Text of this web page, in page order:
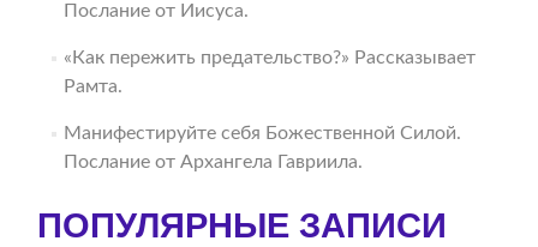
Послание от Иисуса.
«Как пережить предательство?» Рассказывает
Рамта.
Манифестируйте себя Божественной Силой.
Послание от Архангела Гавриила.
ПОПУЛЯРНЫЕ ЗАПИСИ